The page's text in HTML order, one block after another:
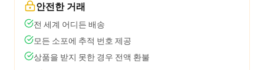
안전한 거래
전 세계 어디든 배송
모든 소포에 추적 번호 제공
상품을 받지 못한 경우 전액 환불